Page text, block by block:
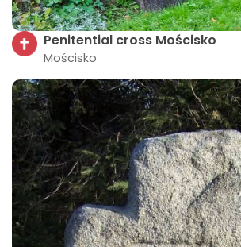
Penitential cross Mościsko
Mościsko